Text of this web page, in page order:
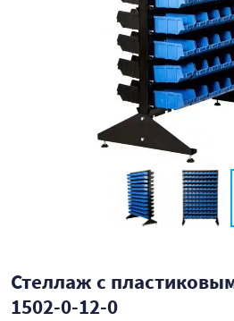
Стеллаж с
1502-0-12-0